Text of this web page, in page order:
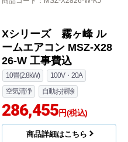
AI自動運転
195,303 円(税込)
商品詳細はこちら